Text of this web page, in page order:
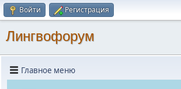
Войти Регистрация
Лингвофорум
Главное меню